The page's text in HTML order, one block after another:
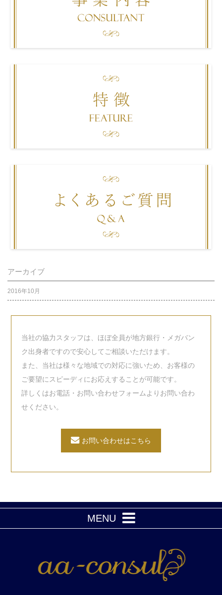
アーカイブ
2016年10月
当社の協力スタッフは、ほぼ全員が地方銀行・メガバン
ク出身者ですので安心してご相談いただけます。
また、当社は様々な地域での対応に強いため、お客様の
ご要望にスピーディにお応えすることが可能です。
詳しくはお電話・お問い合わせフォームよりお問い合わ
せください。
お問い合わせはこちら
MENU